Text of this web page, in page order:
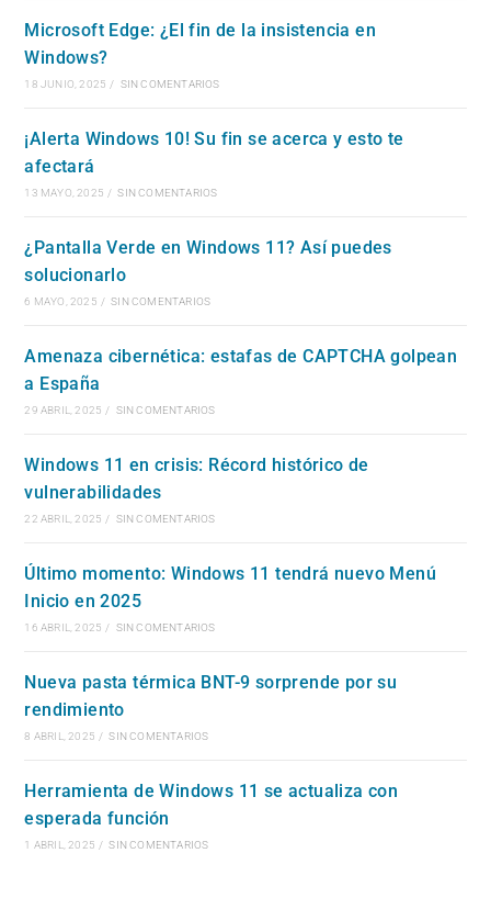
Microsoft Edge: ¿El fin de la insistencia en
Windows?
18 JUNIO, 2025 / SIN COMENTARIOS
¡Alerta Windows 10! Su fin se acerca y esto te
afectará
13 MAYO, 2025 / SIN COMENTARIOS
¿Pantalla Verde en Windows 11? Así puedes
solucionarlo
6 MAYO, 2025 / SIN COMENTARIOS
Amenaza cibernética: estafas de CAPTCHA golpean
a España
29 ABRIL, 2025 / SIN COMENTARIOS
Windows 11 en crisis: Récord histórico de
vulnerabilidades
22 ABRIL, 2025 / SIN COMENTARIOS
Último momento: Windows 11 tendrá nuevo Menú
Inicio en 2025
16 ABRIL, 2025 / SIN COMENTARIOS
Nueva pasta térmica BNT-9 sorprende por su
rendimiento
8 ABRIL, 2025 / SIN COMENTARIOS
Herramienta de Windows 11 se actualiza con
esperada función
1 ABRIL, 2025 / SIN COMENTARIOS